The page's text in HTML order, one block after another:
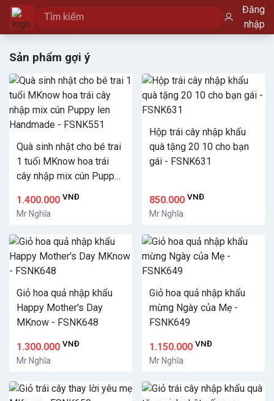
Đăng
nhập
Sản phẩm gợi ý
Quà sinh nhật cho bé trai
1 tuổi MKnow hoa trái
cây nhập mix cún Puppy
len Handmade -
FSNK551
1.400.000 VNĐ
Mr Nghĩa
Hộp trái cây nhập khẩu
quà tặng 20 10 cho bạn
gái - FSNK631
850.000 VNĐ
Mr Nghĩa
Giỏ hoa quả nhập khẩu
Happy Mother's Day
MKnow - FSNK648
1.300.000 VNĐ
Mr Nghĩa
Giỏ hoa quả nhập khẩu
mừng Ngày của Mẹ -
FSNK649
1.150.000 VNĐ
Mr Nghĩa